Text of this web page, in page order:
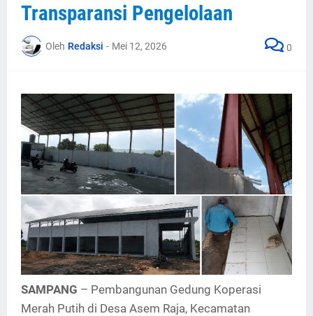
Transparansi Pengelolaan
Oleh Redaksi - Mei 12, 2026 0
SAMPANG – Pembangunan Gedung Koperasi
Merah Putih di Desa Asem Raja, Kecamatan